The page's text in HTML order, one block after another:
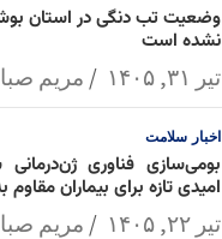
وضعیت تب دنگی در استان
نشده است
تیر ۳۱, ۱۴۰۵ مریم
اخبار سلامت
بومی‌سازی فناوری
امیدی تازه برای بیماران مقاوم
تیر ۲۲, ۱۴۰۵ مریم